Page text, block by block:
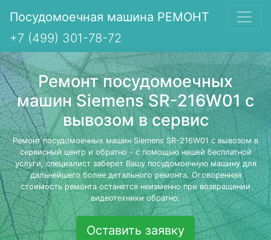
Посудомоечная машина РЕМОНТ
+7 (499) 301-78-72
Ремонт посудомоечных
машин Siemens SR-216W01 с
вывозом в сервис
Ремонт посудомоечных машин Siemens SR-216W01 с вывозом в
сервисный центр и обратно - с помощью нашей бесплатной
услуги, специалист заберет Вашу посудомоечную машину для
дальнейшего более детального ремонта. Оговоренная
стоимость ремонта останется неизменно при возвращении
видеотехники обратно.
Оставить заявку